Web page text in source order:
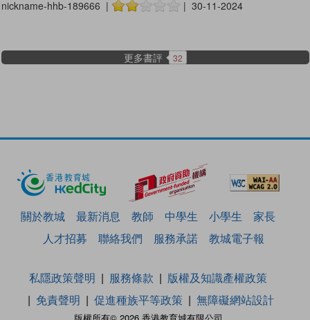
nickname-hhb-189666 | | 30-11-2024
更多書評 32
關於教城 最新消息 教師 中學生 小學生
家長
人才招募
聯絡我們 服務承諾 教城電子報
私隱政策聲明 服務條款
版權及知識產權政策
免責聲明
促進種族平等政策 無障礙網站設計